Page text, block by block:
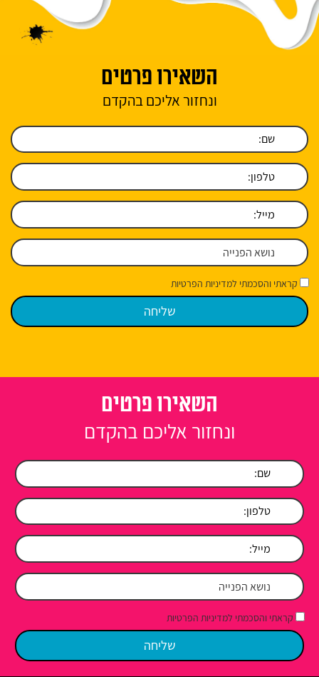
השאירו פרטים
ונחזור אליכם בהקדם
קראתי והסכמתי למדיניות הפרטיות
השאירו פרטים
ונחזור אליכם בהקדם
קראתי והסכמתי למדיניות הפרטיות